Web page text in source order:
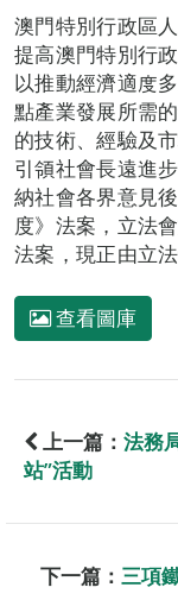
澳門特別行政區
提高澳門特別行
以推動經濟適度
點產業發展所需
的技術、經驗及
引領社會長遠進
納社會各界意見
度》法案，立法
法案，現正由立
查看圖庫
上一篇： 法務
站”活動
下一篇： 三項